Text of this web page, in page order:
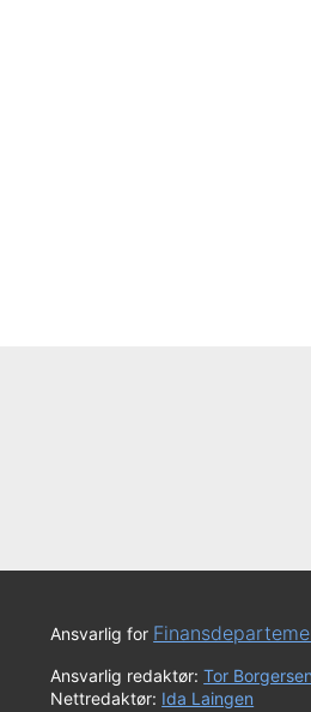
Ansvarlig for
Ansvarlig redaktør:Tor Borgersen
Nettredaktør: Ida Laingen